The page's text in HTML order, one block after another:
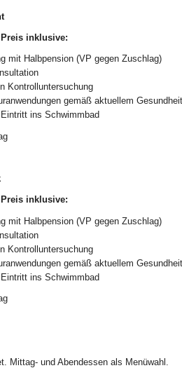
inklusive:
mit Halbpension (VP gegen Zuschlag)
Kontrolluntersuchung
gemäß aktuellem
ins Schwimmbad
inklusive:
mit Halbpension (VP gegen Zuschlag)
Kontrolluntersuchung
gemäß aktuellem
ins Schwimmbad
Mittag- und Abendessen als Menüwahl.